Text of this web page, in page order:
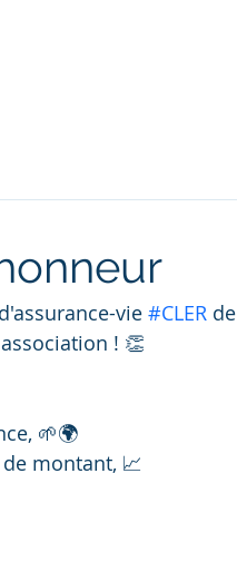
vie #CLER de
! 👏
🌱🌍
montant, 📈